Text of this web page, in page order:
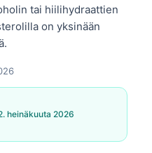
tai hiilihydraattien
on yksinään
heinäkuuta 2026